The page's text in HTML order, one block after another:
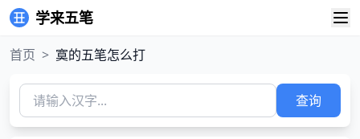
学来五笔
首页 > 寞的五笔怎么打
查询